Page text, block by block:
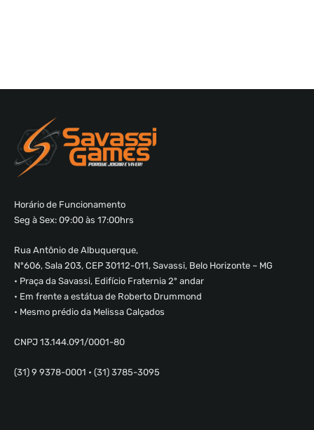
Horário de Funcionamento
Seg à Sex: 09:00 às 17:00hrs
Rua Antônio de Albuquerque,
Nº606, Sala 203, CEP 30112-011, Savassi, Belo Horizonte – MG
• Praça da Savassi, Edifício Fraternia 2º andar
• Em frente a estátua de Roberto Drummond
• Mesmo prédio da Melissa Calçados
CNPJ 13.144.091/0001-80
(31) 9 9378-0001 • (31) 3785-3095